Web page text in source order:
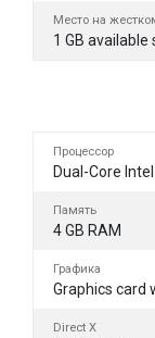
Место на
1 GB available
Процессор
Dual-Core
Память
4 GB RAM
Графика
Graphics card
Direct X